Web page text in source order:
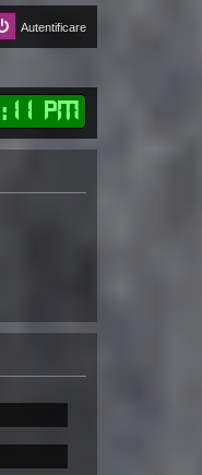
Autentificare
: 13 PM